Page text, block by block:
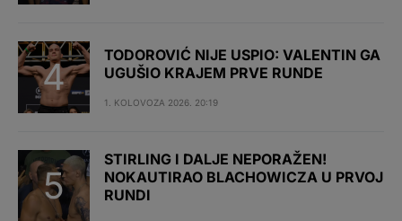
TODOROVIĆ NIJE USPIO: VALENTIN GA
UGUŠIO KRAJEM PRVE RUNDE
1. KOLOVOZA 2026. 20:19
STIRLING I DALJE NEPORAŽEN!
NOKAUTIRAO BLACHOWICZA U PRVOJ
RUNDI